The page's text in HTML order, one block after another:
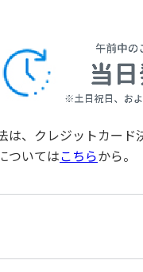
、クレジットカード
ついてはこちらから。